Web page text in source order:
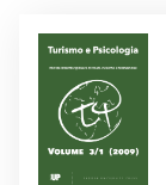
Image